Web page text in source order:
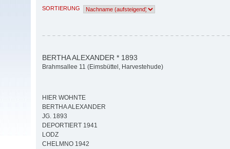
SORTIERUNG
BERTHA ALEXANDER * 1893
Brahmsallee 11 (Eimsbüttel, Harvestehude)
HIER WOHNTE
BERTHA ALEXANDER
JG. 1893
DEPORTIERT 1941
LODZ
CHELMNO 1942